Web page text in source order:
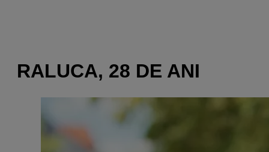
RALUCA, 28 DE ANI